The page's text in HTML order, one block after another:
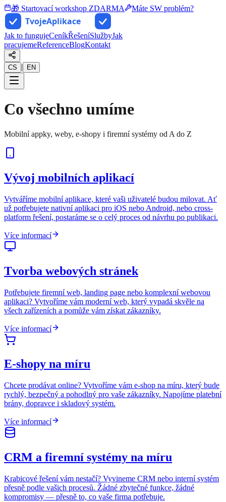
🎁 Startovací workshop ZDARMA Máte SW problém?
Jak to fungujeCeníkŘešeníSlužbyJak
pracujemeReferenceBlogKontakt
CS | EN
Co všechno umíme
Mobilní appky, weby, e-shopy i firemní systémy od A do Z
Vývoj mobilních aplikací
Vytváříme mobilní aplikace, které vaši uživatelé budou milovat. Ať
už potřebujete nativní aplikaci pro iOS nebo Android, nebo cross-
platform řešení, postaráme se o celý proces od návrhu po publikaci.
Více informací
Tvorba webových stránek
Potřebujete firemní web, landing page nebo komplexní webovou
aplikaci? Vytvoříme vám moderní web, který vypadá skvěle na
všech zařízeních a pomůže vám získat zákazníky.
Více informací
E-shopy na míru
Chcete prodávat online? Vytvoříme vám e-shop na míru, který bude
rychlý, bezpečný a pohodlný pro vaše zákazníky. Napojíme platební
brány, dopravce i skladový systém.
Více informací
CRM a firemní systémy na míru
Krabicové řešení vám nestačí? Vyvineme CRM nebo interní systém
přesně podle vašich procesů. Žádné zbytečné funkce, žádné
kompromisy — přesně to, co vaše firma potřebuje.